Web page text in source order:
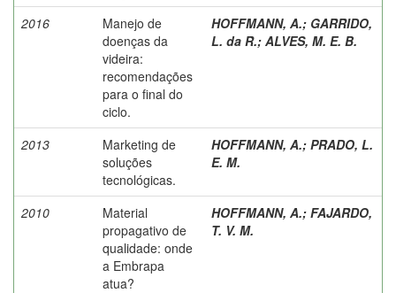
2016
Manejo de
doenças da
videira:
recomendações
para o final do
ciclo.
HOFFMANN, A.; GARRIDO,
L. da R.; ALVES, M. E. B.
2013
Marketing de
soluções
tecnológicas.
HOFFMANN, A.; PRADO, L.
E. M.
2010
Material
propagativo de
qualidade: onde
a Embrapa
atua?
HOFFMANN, A.; FAJARDO,
T. V. M.